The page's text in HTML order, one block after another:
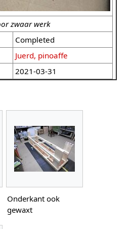
zwaar werk
Completed
Juerd, pinoaffe
2021-03-31
Onderkant ook
gewaxt